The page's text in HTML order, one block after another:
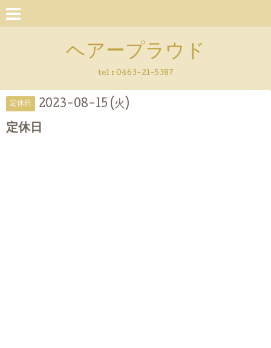
ヘアープラウド
tel : 0463-21-5387
定休日 2023-08-15 (火)
定休日